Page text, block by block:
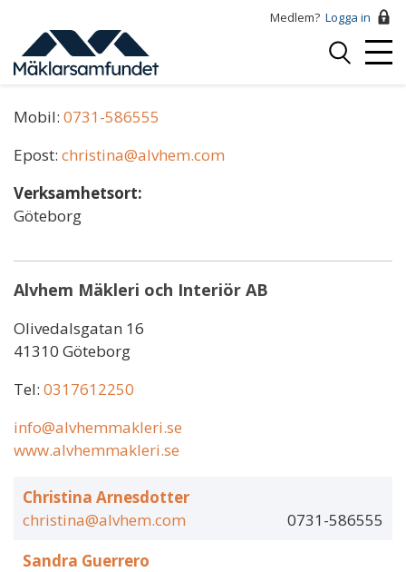
huvudinnehåll
Medlem? Logga in
Logga
Christina Arnesdotter
Mobil: 0731-586555
Epost: christina@alvhem.com
Verksamhetsort:
Göteborg
Alvhem Mäkleri och Interiör AB
Olivedalsgatan 16
41310 Göteborg
Tel: 0317612250
info@alvhemmakleri.se
www.alvhemmakleri.se
Christina Arnesdotter
christina@alvhem.com
0731-586555
Sandra Guerrero